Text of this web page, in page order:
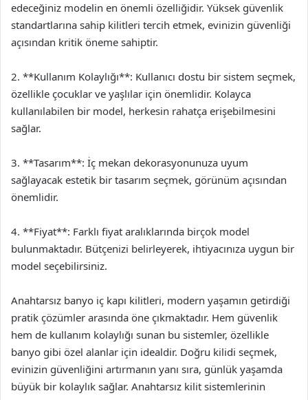
edeceğiniz modelin en önemli özelliğidir. Yüksek güvenlik
standartlarına sahip kilitleri tercih etmek, evinizin güvenliği
açısından kritik öneme sahiptir.
2. **Kullanım Kolaylığı**: Kullanıcı dostu bir sistem seçmek,
özellikle çocuklar ve yaşlılar için önemlidir. Kolayca
kullanılabilen bir model, herkesin rahatça erişebilmesini
sağlar.
3. **Tasarım**: İç mekan dekorasyonunuza uyum
sağlayacak estetik bir tasarım seçmek, görünüm açısından
önemlidir.
4. **Fiyat**: Farklı fiyat aralıklarında birçok model
bulunmaktadır. Bütçenizi belirleyerek, ihtiyacınıza uygun bir
model seçebilirsiniz.
Anahtarsız banyo iç kapı kilitleri, modern yaşamın getirdiği
pratik çözümler arasında öne çıkmaktadır. Hem güvenlik
hem de kullanım kolaylığı sunan bu sistemler, özellikle
banyo gibi özel alanlar için idealdir. Doğru kilidi seçmek,
evinizin güvenliğini artırmanın yanı sıra, günlük yaşamda
büyük bir kolaylık sağlar. Anahtarsız kilit sistemlerinin